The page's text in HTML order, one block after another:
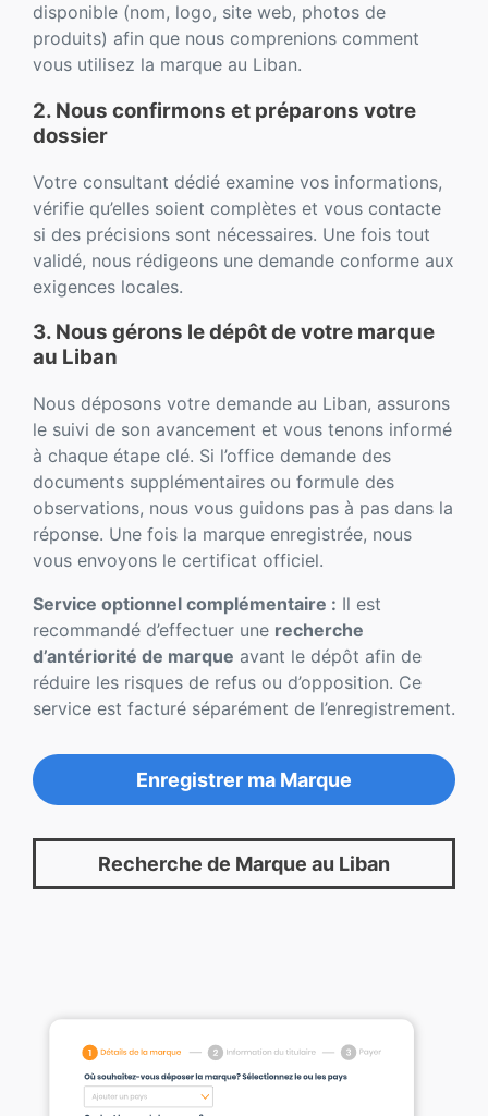
disponible (nom, logo, site web, photos de
produits) afin que nous comprenions comment
vous utilisez la marque au Liban.
2. Nous confirmons et préparons votre
dossier
Votre consultant dédié examine vos informations,
vérifie qu’elles soient complètes et vous contacte
si des précisions sont nécessaires. Une fois tout
validé, nous rédigeons une demande conforme aux
exigences locales.
3. Nous gérons le dépôt de votre marque
au Liban
Nous déposons votre demande au Liban, assurons
le suivi de son avancement et vous tenons informé
à chaque étape clé. Si l’office demande des
documents supplémentaires ou formule des
observations, nous vous guidons pas à pas dans la
réponse. Une fois la marque enregistrée, nous
vous envoyons le certificat officiel.
Service optionnel complémentaire : Il est
recommandé d’effectuer une recherche
d’antériorité de marque avant le dépôt afin de
réduire les risques de refus ou d’opposition. Ce
service est facturé séparément de l’enregistrement.
Enregistrer ma Marque
Recherche de Marque au Liban